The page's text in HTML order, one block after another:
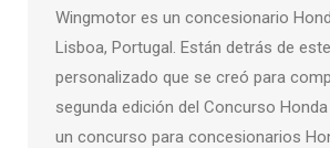
Wingmotor es un concesionario
Lisboa, Portugal. Están detrás de
personalizado que se creó para
segunda edición del Concurso Honda
un concurso para concesionarios